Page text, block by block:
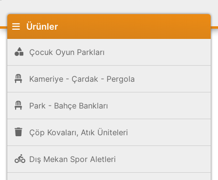
Ürünler
Çocuk Oyun Parkları
Kameriye - Çardak - Pergola
Park - Bahçe Bankları
Çöp Kovaları, Atık Üniteleri
Dış Mekan Spor Aletleri